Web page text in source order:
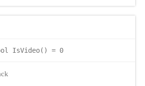
IsVideo() = 0